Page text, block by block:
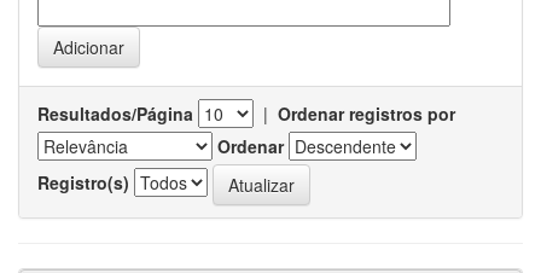
Resultados/Página | Ordenar registros por
Ordenar
Registro(s)